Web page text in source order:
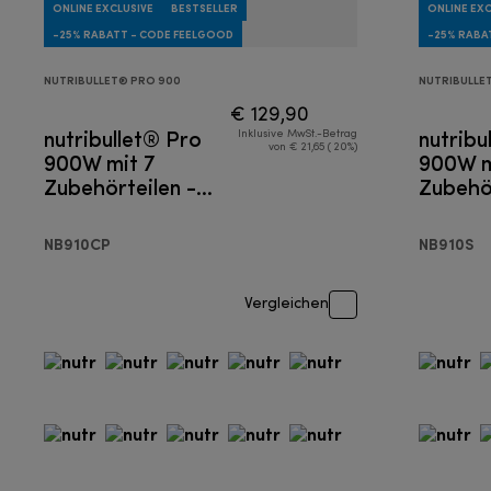
ONLINE EXCLUSIVE
BESTSELLER
-25% RABATT - CODE FEELGOOD
NUTRIBULLET® PRO 900
nutribullet® Pro
900W mit 7
Zubehörteilen -
NB910CP
€ 129,90
Inklusive MwSt.-Betrag
von € 21,65 ( 20%)
Vergleichen
ONLINE
-25%
900W
NB910S